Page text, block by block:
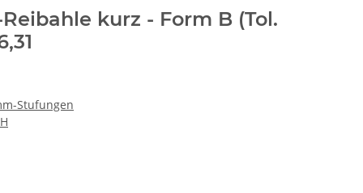
kurz - Form B (Tol.
Stufungen